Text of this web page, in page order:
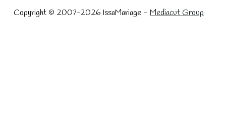
Copyright © 2007-2026 IssaMariage - Mediacut Group